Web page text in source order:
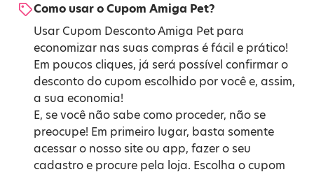
Como usar o Cupom Amiga Pet?
Usar Cupom Desconto Amiga Pet para
economizar nas suas compras é fácil e prático!
Em poucos cliques, já será possível confirmar o
desconto do cupom escolhido por você e, assim,
a sua economia!
E, se você não sabe como proceder, não se
preocupe! Em primeiro lugar, basta somente
acessar o nosso site ou app, fazer o seu
cadastro e procure pela loja. Escolha o cupom